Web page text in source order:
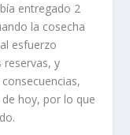
entregado 2
la cosecha
esfuerzo
reservas, y
hoy, por lo que